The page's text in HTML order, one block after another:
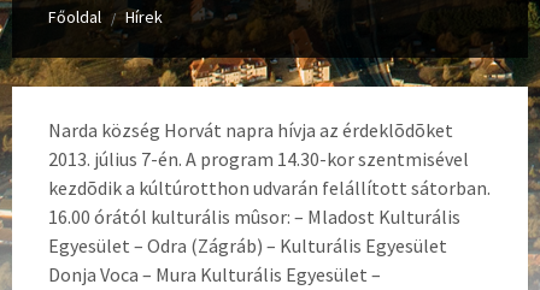
Főoldal / Hírek
Narda község Horvát napra hívja az érdeklõdõket
2013. július 7-én. A program 14.30-kor szentmisével
kezdõdik a kúltúrotthon udvarán felállított sátorban.
16.00 órától kulturális mûsor: – Mladost Kulturális
Egyesület – Odra (Zágráb) – Kulturális Egyesület
Donja Voca – Mura Kulturális Egyesület –